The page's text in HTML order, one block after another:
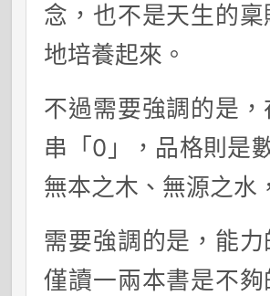
念，也不是天生的
地培養起來。
不過需要強調的是
串「0」，品格則是
無本之木、無源之水
需要強調的是，能
僅讀一兩本書是不